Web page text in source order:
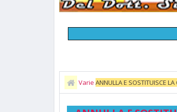
Varie ANNULLA E SOSTITUISCE